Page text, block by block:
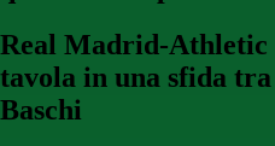
Real Madrid-Athletic
tavola in una sfida
Baschi